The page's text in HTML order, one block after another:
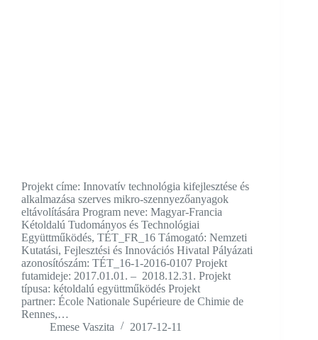
Projekt címe: Innovatív technológia kifejlesztése és
alkalmazása szerves mikro-szennyezőanyagok
eltávolítására Program neve: Magyar-Francia
Kétoldalú Tudományos és Technológiai
Együttműködés, TÉT_FR_16 Támogató: Nemzeti
Kutatási, Fejlesztési és Innovációs Hivatal Pályázati
azonosítószám: TÉT_16-1-2016-0107 Projekt
futamideje: 2017.01.01. – 2018.12.31. Projekt
típusa: kétoldalú együttműködés Projekt
partner: École Nationale Supérieure de Chimie de
Rennes,…
Emese Vaszita
2017-12-11